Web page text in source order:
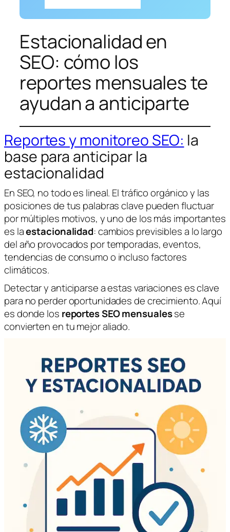
Estacionalidad en
SEO: cómo los
reportes mensuales te
ayudan a anticiparte
Reportes y monitoreo SEO: la
base para anticipar la
estacionalidad
En SEO, no todo es lineal. El tráfico orgánico y las
posiciones de tus palabras clave pueden fluctuar
por múltiples motivos, y uno de los más importantes
es laestacionalidad: cambios previsibles a lo largo
del año provocados por temporadas, eventos,
tendencias de consumo o incluso factores
climáticos.
Detectar y anticiparse a estas variaciones es clave
para no perder oportunidades de crecimiento. Aquí
es donde los reportes SEO mensualesse
convierten en tu mejor aliado.